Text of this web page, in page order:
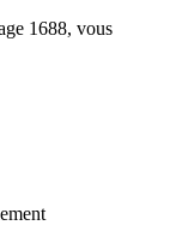
1688, vous